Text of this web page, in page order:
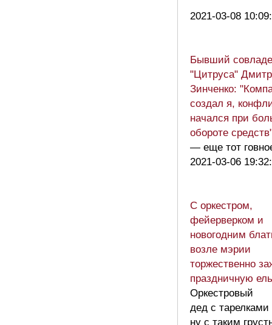
2021-03-08
Бывший
"Цитруса"
Зинченко:
создал я,
начался при
обороте
— еще тот
2021-03-06
С оркестром,
фейерверком и
новогодним
возле мэрии
торжественно
праздничную
Оркестровый
дед с тарелками
ну с таким